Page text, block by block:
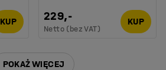
KUP 229,-
Netto (bez VAT)
KUP
POKAŻ WIĘCEJ